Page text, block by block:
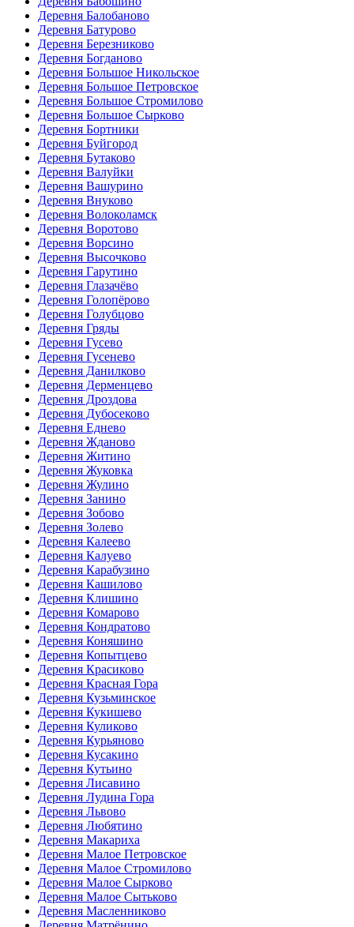
Деревня Балобаново
Деревня Батурово
Деревня Березниково
Деревня Богданово
Деревня Большое Никольское
Деревня Большое Петровское
Деревня Большое Стромилово
Деревня Большое Сырково
Деревня Бортники
Деревня Буйгород
Деревня Бутаково
Деревня Валуйки
Деревня Вашурино
Деревня Внуково
Деревня Волоколамск
Деревня Воротово
Деревня Ворсино
Деревня Высочково
Деревня Гарутино
Деревня Глазачёво
Деревня Голопёрово
Деревня Голубцово
Деревня Гряды
Деревня Гусево
Деревня Гусенево
Деревня Данилково
Деревня Дерменцево
Деревня Дроздова
Деревня Дубосеково
Деревня Еднево
Деревня Жданово
Деревня Житино
Деревня Жуковка
Деревня Жулино
Деревня Занино
Деревня Зобово
Деревня Золево
Деревня Калеево
Деревня Калуево
Деревня Карабузино
Деревня Кашилово
Деревня Клишино
Деревня Комарово
Деревня Кондратово
Деревня Коняшино
Деревня Копытцево
Деревня Красиково
Деревня Красная Гора
Деревня Кузьминское
Деревня Кукишево
Деревня Куликово
Деревня Курьяново
Деревня Кусакино
Деревня Кутьино
Деревня Лисавино
Деревня Лудина Гора
Деревня Львово
Деревня Любятино
Деревня Макариха
Деревня Малое Петровское
Деревня Малое Стромилово
Деревня Малое Сырково
Деревня Малое Сытьково
Деревня Масленниково